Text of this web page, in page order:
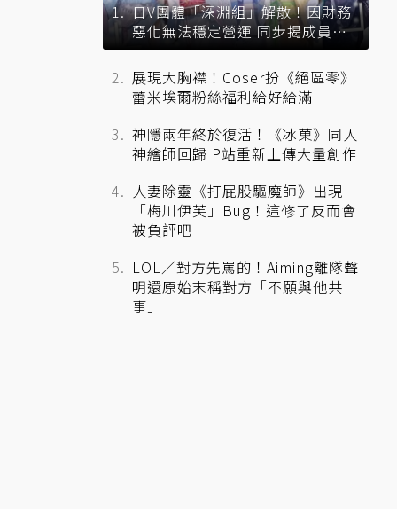
日V團體「深淵組」解散！因財務
惡化無法穩定營運 同步揭成員未
來去向
展現大胸襟！Coser扮《絕區零》
蕾米埃爾粉絲福利給好給滿
神隱兩年終於復活！《冰菓》同人
神繪師回歸 P站重新上傳大量創作
人妻除靈《打屁股驅魔師》出現
「梅川伊芙」Bug！這修了反而會
被負評吧
LOL／對方先罵的！Aiming離隊聲
明還原始末稱對方「不願與他共
事」